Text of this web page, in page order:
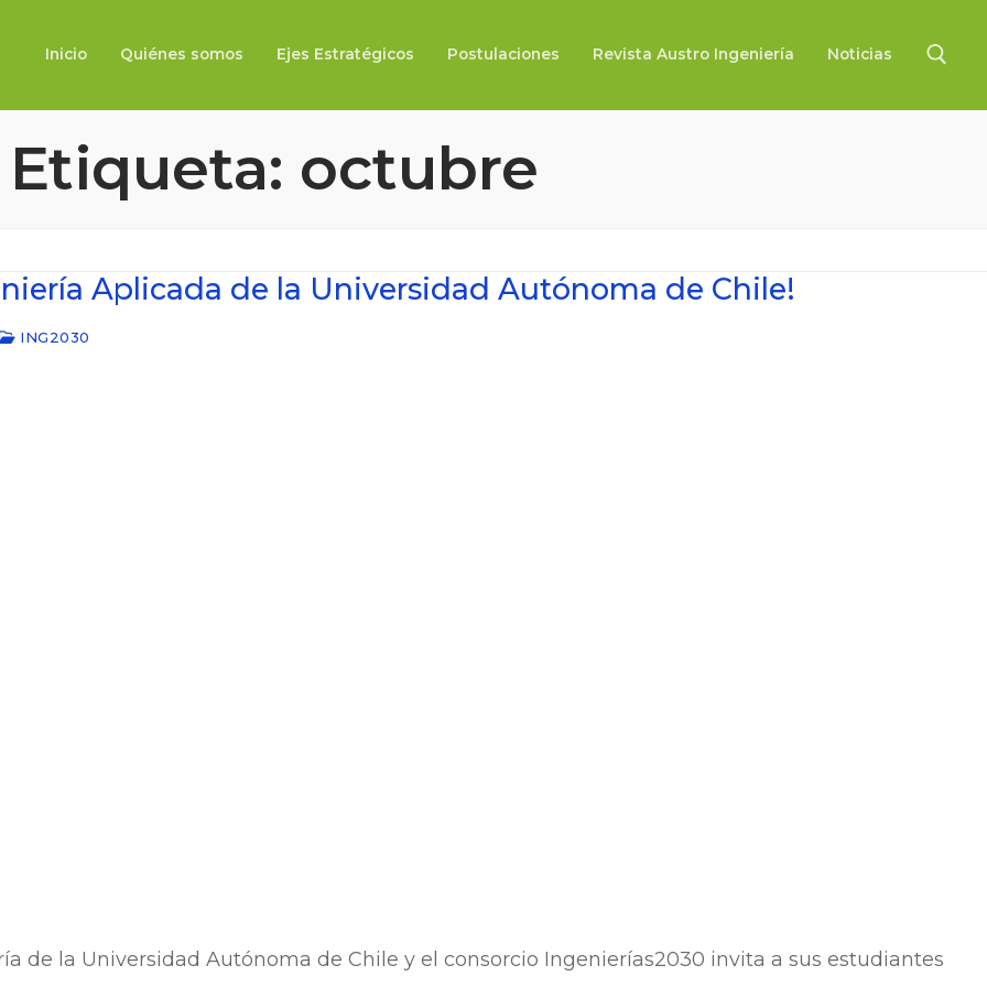
Inicio Quiénes somos Ejes Estratégicos Postulaciones Revista Austro Ingeniería Noticias
Etiqueta: octubre
Aplicada de la Universidad Autónoma de Chile!
ING2030
de la Universidad Autónoma de Chile y el consorcio Ingenierías2030 invita a sus estudiantes